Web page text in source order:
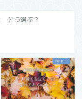
どう選ぶ？